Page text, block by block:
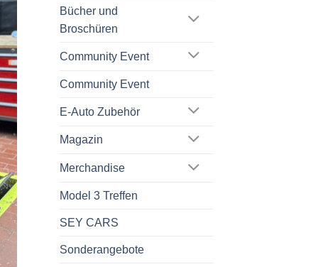
Bücher und
Broschüren
Community Event
Community Event
E-Auto Zubehör
Magazin
Merchandise
Model 3 Treffen
SEY CARS
Sonderangebote